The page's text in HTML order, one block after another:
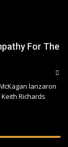
For The
lanzaron
Richards